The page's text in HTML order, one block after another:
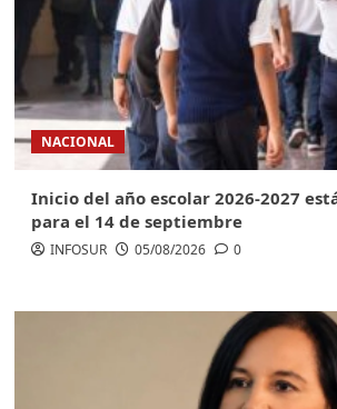
NACIONAL
Inicio del año escolar 2026-2027
para el 14 de septiembre
INFOSUR 05/08/2026 0